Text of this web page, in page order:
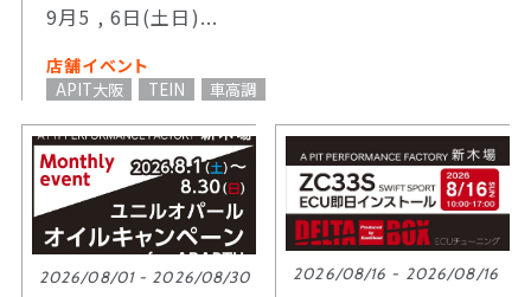
9月5 , 6日(土日)...
店舗イベント
APIT大阪
TEIN 車高調
2026/08/01 - 2026/08/30 2026/08/16 - 2026/08/16